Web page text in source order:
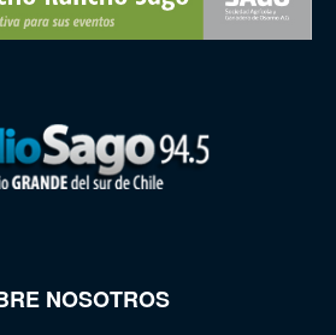
NOSOTROS